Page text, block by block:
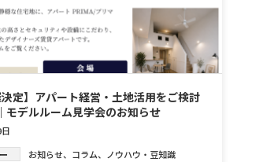
決定】アパート経営・土地活用をご検討
モデルルーム見学会のお知らせ
お知らせ、 コラム、
ノウハウ・豆知識